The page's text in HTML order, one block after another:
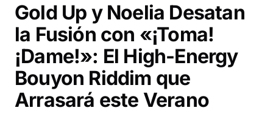
Gold Up y Noelia Desatan
la Fusión con «¡Toma!
¡Dame!»: El High-Energy
Bouyon Riddim que
Arrasará este Verano